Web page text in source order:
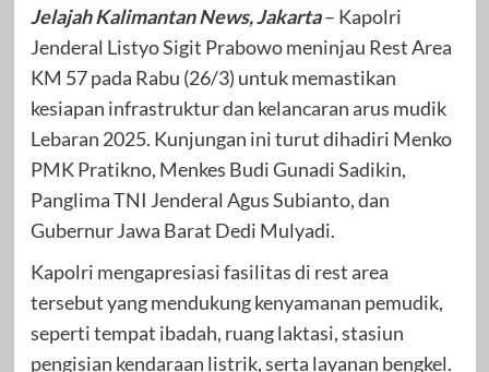
Jelajah Kalimantan News, Jakarta– Kapolri
Jenderal Listyo Sigit Prabowo meninjau Rest Area
KM 57 pada Rabu (26/3) untuk memastikan
kesiapan infrastruktur dan kelancaran arus mudik
Lebaran 2025. Kunjungan ini turut dihadiri Menko
PMK Pratikno, Menkes Budi Gunadi Sadikin,
Panglima TNI Jenderal Agus Subianto, dan
Gubernur Jawa Barat Dedi Mulyadi.
Kapolri mengapresiasi fasilitas di rest area
tersebut yang mendukung kenyamanan pemudik,
seperti tempat ibadah, ruang laktasi, stasiun
pengisian kendaraan listrik, serta layanan bengkel.